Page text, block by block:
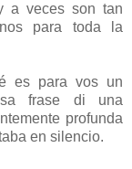
a veces son tan
para toda la
es para vos un
frase di una
profunda
en silencio.